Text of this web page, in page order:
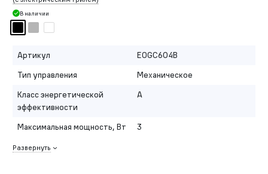
В наличии
Артикул
EOGC604B
Тип управления
Механическое
Класс энергетической
эффективности
A
Максимальная мощность, Вт 3
Развернуть